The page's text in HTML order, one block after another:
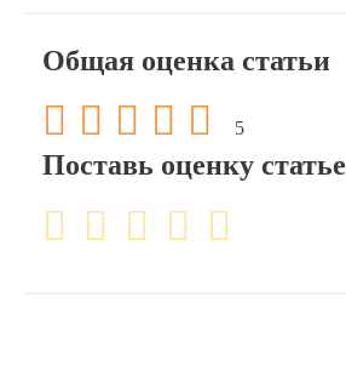
Общая оценка статьи
5
Поставь оценку статье